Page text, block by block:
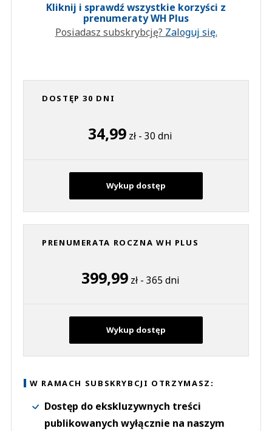
Kliknij i sprawdź wszystkie korzyści z
prenumeraty WH Plus
Posiadasz subskrybcję? Zaloguj się.
DOSTĘP 30 DNI
34,99 zł - 30 dni
Wykup dostęp
PRENUMERATA ROCZNA WH PLUS
399,99zł - 365 dni
Wykup dostęp
W RAMACH SUBSKRYBCJI OTRZYMASZ:
Dostęp do ekskluzywnych treści
publikowanych wyłącznie na naszym